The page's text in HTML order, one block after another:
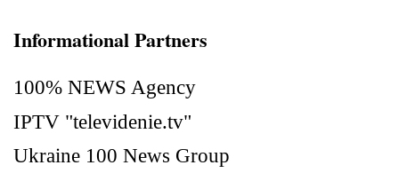
Informational Partners
100% NEWS Agency
IPTV "televidenie.tv"
Ukraine 100 News Group